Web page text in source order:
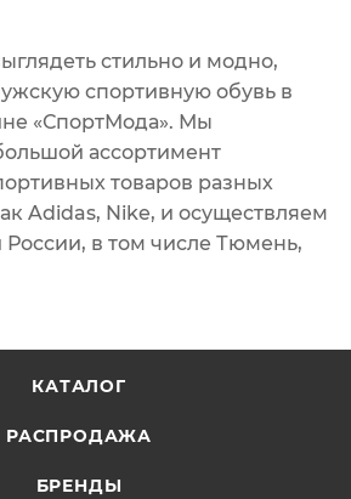
стильно и модно,
спортивную обувь в
«СпортМода». Мы
ассортимент
товаров разных
Adidas, Nike, и осуществляем
России, в том числе Тюмень,
КАТАЛОГ
РАСПРОДАЖА
БРЕНДЫ